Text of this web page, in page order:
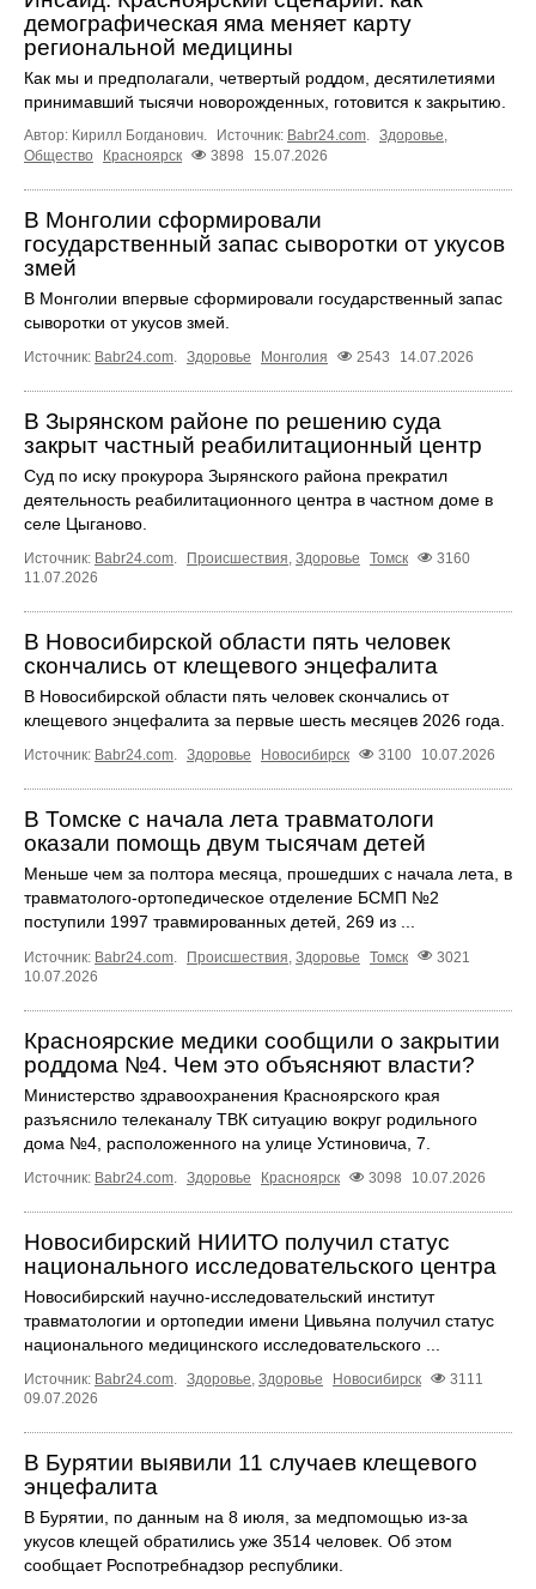
демографическая яма меняет карту
региональной медицины
Как мы и предполагали, четвертый роддом, десятилетиями
принимавший тысячи новорожденных, готовится к закрытию.
Автор: Кирилл Богданович. Источник: Babr24.com. Здоровье,
Общество
Красноярск 3898 15.07.2026
В Монголии сформировали
государственный запас сыворотки от укусов
змей
В Монголии впервые сформировали государственный запас
сыворотки от укусов змей.
Источник: Babr24.com. Здоровье Монголия 2543 14.07.2026
В Зырянском районе по решению суда
закрыт частный реабилитационный центр
Суд по иску прокурора Зырянского района прекратил
деятельность реабилитационного центра в частном доме в
селе Цыганово.
Источник: Babr24.com. Происшествия, Здоровье Томск
3160
11.07.2026
В Новосибирской области пять человек
скончались от клещевого энцефалита
В Новосибирской области пять человек скончались от
клещевого энцефалита за первые шесть месяцев 2026 года.
Источник: Babr24.com. Здоровье Новосибирск 3100 10.07.2026
В Томске с начала лета травматологи
оказали помощь двум тысячам детей
Меньше чем за полтора месяца, прошедших с начала лета, в
травматолого-ортопедическое отделение БСМП №2
поступили 1997 травмированных детей, 269 из ...
Источник: Babr24.com Происшествия Здоровье Томск
3021
10.07.2026
Красноярские медики сообщили о закрытии
роддома №4. Чем это объясняют власти?
Министерство здравоохранения Красноярского края
разъяснило телеканалу ТВК ситуацию вокруг родильного
дома №4, расположенного на улице Устиновича, 7.
Источник: Babr24.com Здоровье Красноярск 3098 10.07.2026
Новосибирский НИИТО получил статус
национального исследовательского центра
Новосибирский научно-исследовательский институт
травматологии и ортопедии имени Цивьяна получил статус
национального медицинского исследовательского ...
Источник: Babr24.com Здоровье Здоровье Новосибирск
3111
09.07.2026
В Бурятии выявили 11 случаев клещевого
энцефалита
В Бурятии, по данным на 8 июля, за медпомощью из-за
укусов клещей обратились уже 3514 человек. Об этом
сообщает Роспотребнадзор республики.